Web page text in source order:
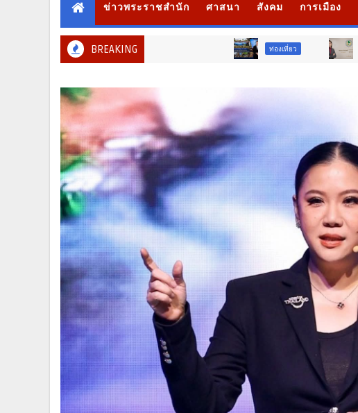
ข่าวพระราชสำนัก ศาสนา สังคม การเมือง
BREAKING